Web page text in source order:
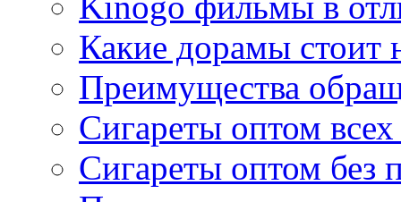
Какие дорамы стоит
Преимущества
Сигареты оптом
Сигареты оптом без